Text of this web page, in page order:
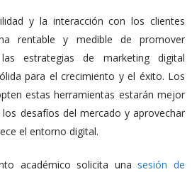
y la interacción con los clientes
rentable y medible de promover
estrategias de marketing digital
para el crecimiento y el éxito. Los
estas herramientas estarán mejor
desafíos del mercado y aprovechar
el entorno digital.
académico solicita una sesión de